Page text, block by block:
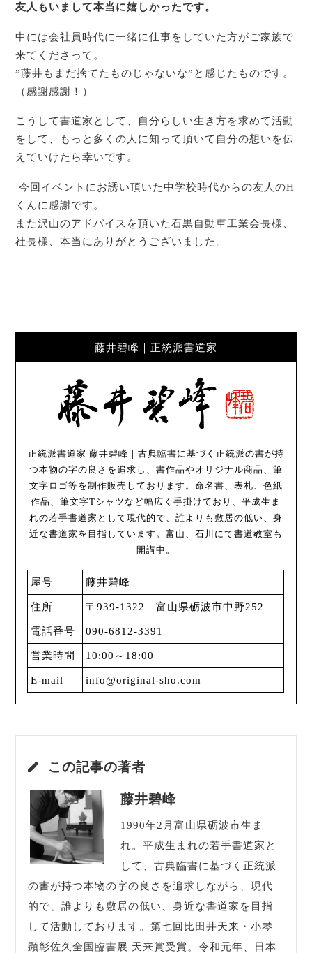
友人もいまして本当に嬉しかったです。
中には会社員時代に一緒に仕事をしていた方がご家族で
来てくださって。
”藤井もまだ捨てたものじゃないな”と感じたものです。
（感謝感謝！）
こうして書道家として、自分らしい生き方を求めて活動
をして、もっと多くの人に知って頂いて自分の想いを伝
えていけたら幸いです。
今回イベントにお誘い頂いた中学校時代からの友人のH
くんに感謝です。
また沢山のアドバイスを頂いた石黒自動車工業会長様、
社長様、本当にありがとうございました。
藤井碧峰｜正統派書道家
正統派書道家 藤井碧峰｜古典臨書に基づく正統派の書が持
つ本物の字の良さを追求し、書作品やオリジナル商品、筆
文字ロゴ等を制作販売しております。命名書、表札、色紙
作品、筆文字Tシャツなど幅広く手掛けており、平成生ま
れの若手書道家として現代的で、誰よりも敷居の低い、身
近な書道家を目指しています。富山、石川にて書道教室も
開講中。
屋号 藤井碧峰
住所 〒939-1322 富山県砺波市中野252
電話番号 090-6812-3391
営業時間 10:00～18:00
E-mail info@original-sho.com
この記事の著者
藤井碧峰
1990年2月富山県砺波市生ま
れ。平成生まれの若手書道家と
して、古典臨書に基づく正統派
の書が持つ本物の字の良さを追求しながら、現代
的で、誰よりも敷居の低い、身近な書道家を目指
して活動しております。第七回比田井天来・小琴
顕彰佐久全国臨書展 天来賞受賞。令和元年、日本